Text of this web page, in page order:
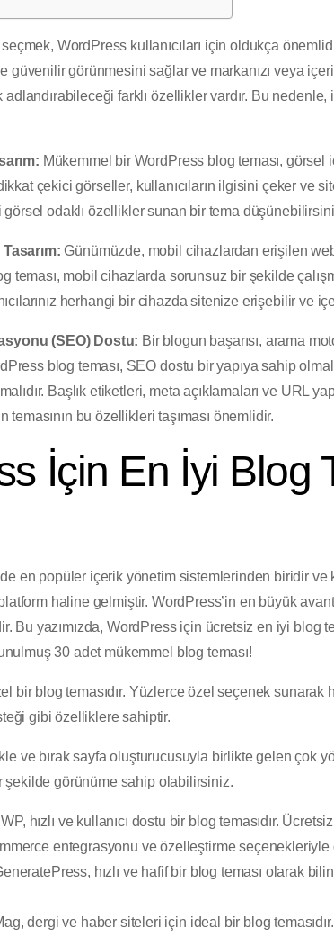
WordPress kullanıcıları için oldukça
güvenilir görünmesini sağlar ve markanızı veya
farklı özellikler vardır. Bu nedenle,
Mükemmel bir WordPress blog teması,
çekici görseller, kullanıcıların ilgisini çeker ve
odaklı özellikler sunan bir tema
Günümüzde, mobil cihazlardan erişilen web
teması, mobil cihazlarda sorunsuz bir şekilde
herhangi bir cihazda sitenize erişebilir ve
(SEO) Dostu: Bir blogun başarısı, arama
blog teması, SEO dostu bir yapıya sahip
Başlık etiketleri, meta açıklamaları ve URL
bu özellikleri taşıması önemlidir.
İçin En İyi Blog
en popüler içerik yönetim sistemlerinden biridir ve
haline gelmiştir. WordPress’in en büyük
Bu yazımızda, WordPress için ücretsiz en iyi blog
30 adet mükemmel blog teması!
bir blog temasıdır. Yüzlerce özel seçenek
gibi özelliklere sahiptir.
ve bırak sayfa oluşturucusuyla birlikte gelen çok
şekilde görünüme sahip olabilirsiniz.
hızlı ve kullanıcı dostu bir blog temasıdır.
entegrasyonu ve özelleştirme seçenekleriyle
hızlı ve hafif bir blog teması olarak
dergi ve haber siteleri için ideal bir blog